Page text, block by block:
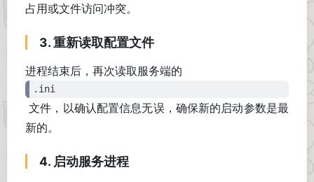
占用或文件访问冲突。
3. 重新读取配置文件
进程结束后，再次读取服务端的
.ini
文件，以确认配置信息无误，确保新的启动参数是最
新的。
4. 启动服务进程